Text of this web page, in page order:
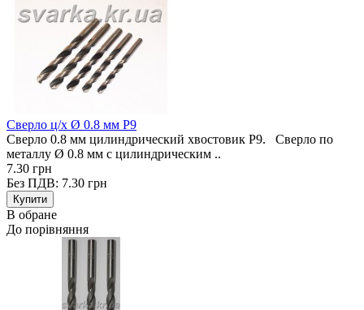
Сверло ц/х Ø 0.8 мм Р9
Сверло 0.8 мм цилиндрический хвостовик Р9. Сверло по
металлу Ø 0.8 мм с цилиндрическим ..
7.30 грн
Без ПДВ: 7.30 грн
В обране
До порівняння